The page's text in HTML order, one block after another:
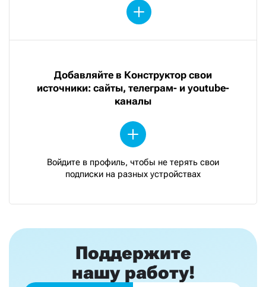
Добавляйте в Конструктор свои
источники: сайты, телеграм- и youtube-
каналы
Войдите в профиль, чтобы не терять свои
подписки на разных устройствах
Поддержите
нашу работу!